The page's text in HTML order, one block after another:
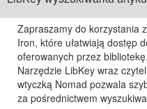
Zapraszamy do korzystania
Iron, które ułatwiają dostęp
oferowanych przez bibliotekę.
Narzędzie LibKey wraz
wtyczką Nomad pozwala
za pośrednictwem